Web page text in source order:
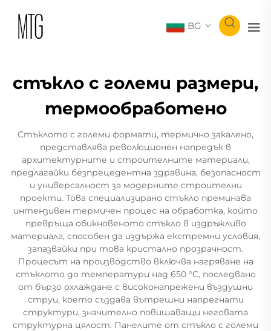
BG
стъкло с големи размери,
термообработено
Стъклото с големи формати, термично закалено,
представлява революционен напредък в
архитектурните и строителните материали,
предлагайки безпрецедентна здравина, безопасност
и универсалност за модерните строителни
проекти. Това специализирано стъкло преминава
интензивен термичен процес на обработка, който
превръща обикновеното стъкло в издръжливо
материала, способен да издържа екстремни условия,
запазвайки при това кристално прозрачност.
Процесът на производство включва нагряване на
стъклото до температури над 650 °C, последвано
от бързо охлаждане с високонапрежени въздушни
струи, което създава вътрешни напрегнати
структури, значително повишаващи неговата
структурна цялост. Панелите от стъкло с големи